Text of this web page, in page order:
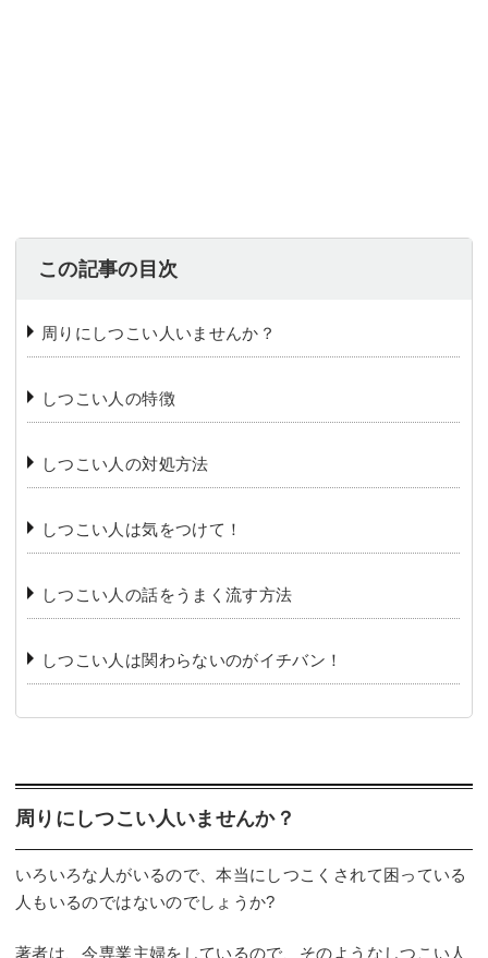
この記事の目次
周りにしつこい人いませんか？
しつこい人の特徴
しつこい人の対処方法
しつこい人は気をつけて！
しつこい人の話をうまく流す方法
しつこい人は関わらないのがイチバン！
周りにしつこい人いませんか？
いろいろな人がいるので、本当にしつこくされて困っている
人もいるのではないのでしょうか?
著者は、今専業主婦をしているので、そのようなしつこい人